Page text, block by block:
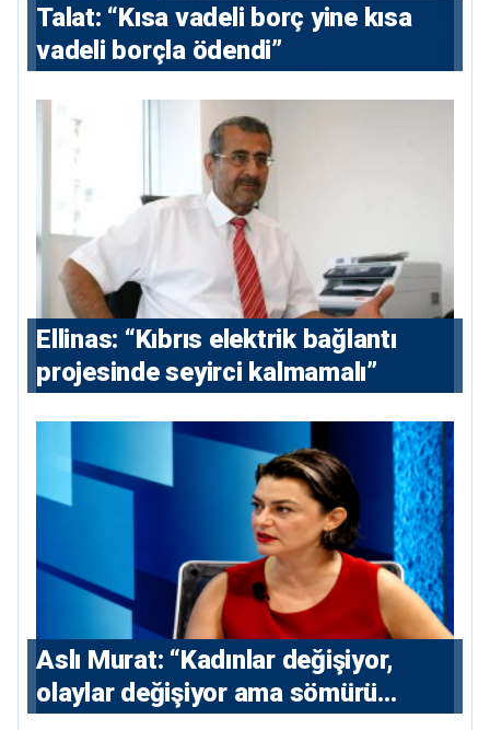
Talat: “Kısa vadeli borç yine kısa
vadeli borçla ödendi”
Ellinas: “Kıbrıs elektrik bağlantı
projesinde seyirci kalmamalı”
Aslı Murat: “Kadınlar değişiyor,
olaylar değişiyor ama sömürü